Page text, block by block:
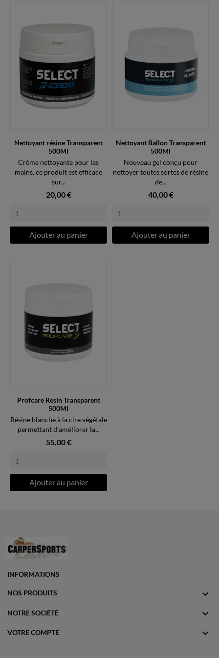
Nettoyant résine Transparent
500Ml
Crème nettoyante pour les
mains, ce produit est efficace
sur...
20,00 €
Ajouter au panier
Nettoyant Ballon Transparent
500Ml
Nouveau gel conçu pour
nettoyer toutes sortes de résine
de...
40,00 €
Ajouter au panier
Profcare Resin Transparent
500Ml
Résine blanche à la cire végétale
permettant d’améliorer la...
55,00 €
Ajouter au panier
INFORMATIONS
NOS PRODUITS 
NOTRE SOCIÉTÉ 
VOTRE COMPTE 